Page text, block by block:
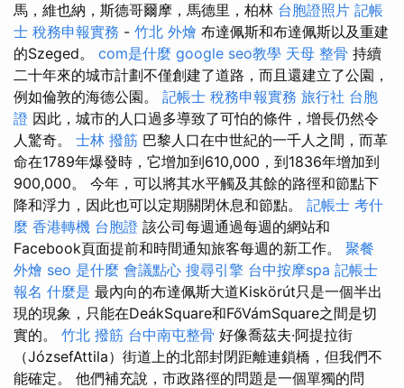
馬，維也納，斯德哥爾摩，馬德里，柏林 台胞證照片 記帳
士 稅務申報實務 - 竹北 外燴 布達佩斯和布達佩斯以及重建
的Szeged。 com是什麼 google seo教學 天母 整骨 持續
二十年來的城市計劃不僅創建了道路，而且還建立了公園，
例如倫敦的海德公園。 記帳士 稅務申報實務 旅行社 台胞
證 因此，城市的人口過多導致了可怕的條件，增長仍然令
人驚奇。 士林 撥筋 巴黎人口在中世紀的一千人之間，而革
命在1789年爆發時，它增加到610,000，到1836年增加到
900,000。 今年，可以將其水平觸及其餘的路徑和節點下
降和浮力，因此也可以定期關閉休息和節點。 記帳士 考什
麼 香港轉機 台胞證 該公司每週通過每週的網站和
Facebook頁面提前和時間通知旅客每週的新工作。 聚餐
外燴 seo 是什麼 會議點心 搜尋引擎 台中按摩spa 記帳士
報名 什麼是 最內向的布達佩斯大道Kiskörút只是一個半出
現的現象，只能在DeákSquare和FőVámSquare之間是切
實的。 竹北 撥筋 台中南屯整骨 好像喬茲夫·阿提拉街
（JózsefAttila）街道上的北部封閉距離連鎖橋，但我們不
能確定。 他們補充說，市政路徑的問題是一個單獨的問